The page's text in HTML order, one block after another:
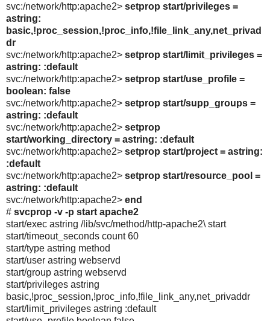
svc:/network/http:apache2> setprop start/privileges =
astring:
basic,!proc_session,!proc_info,!file_link_any,net_privad
dr
svc:/network/http:apache2> setprop start/limit_privileges =
astring: :default
svc:/network/http:apache2> setprop start/use_profile =
boolean: false
svc:/network/http:apache2> setprop start/supp_groups =
astring: :default
svc:/network/http:apache2> setprop
start/working_directory = astring: :default
svc:/network/http:apache2> setprop start/project = astring:
:default
svc:/network/http:apache2> setprop start/resource_pool =
astring: :default
svc:/network/http:apache2> end
# svcprop -v -p start apache2
start/exec astring /lib/svc/method/http-apache2\ start
start/timeout_seconds count 60
start/type astring method
start/user astring webservd
start/group astring webservd
start/privileges astring
basic,!proc_session,!proc_info,!file_link_any,net_privaddr
start/limit_privileges astring :default